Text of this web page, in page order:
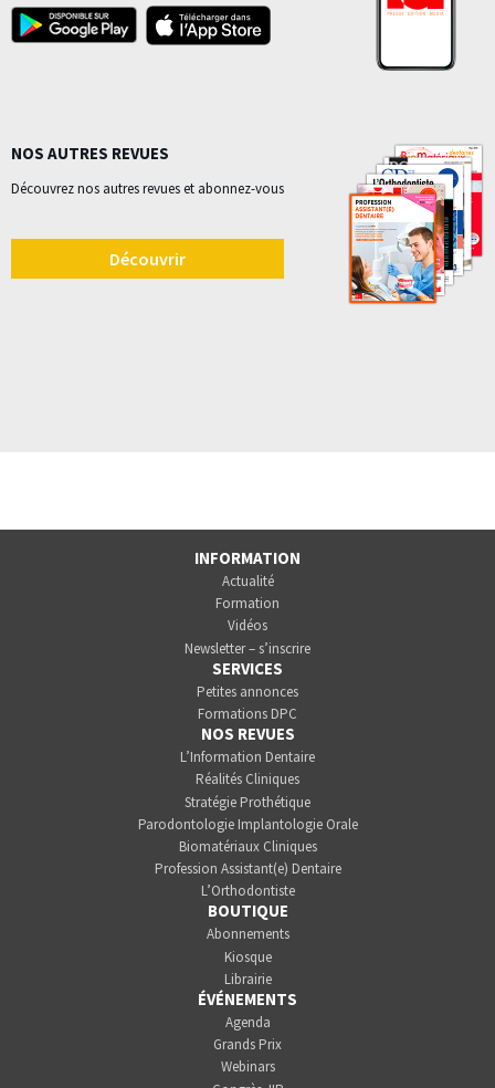
NOS AUTRES REVUES
Découvrez nos autres revues et abonnez-vous
Découvrir
INFORMATION
Actualité
Formation
Vidéos
Newsletter – s’inscrire
SERVICES
Petites annonces
Formations DPC
NOS REVUES
L’Information Dentaire
Réalités Cliniques
Stratégie Prothétique
Parodontologie Implantologie Orale
Biomatériaux Cliniques
Profession Assistant(e) Dentaire
L’Orthodontiste
BOUTIQUE
Abonnements
Kiosque
Librairie
ÉVÉNEMENTS
Agenda
Grands Prix
Webinars